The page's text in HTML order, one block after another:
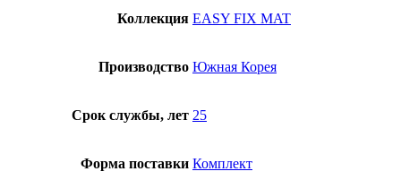
Коллекция EASY FIX MAT
Производство Южная Корея
Срок службы, лет 25
Форма поставки Комплект